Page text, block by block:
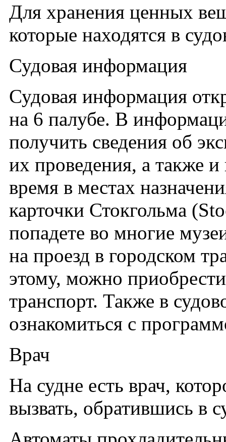
Для хранения ценных
которые находятся в
Судовая информация
Судовая информация
на 6 палубе. В
получить сведения об
их проведения, а также
время в местах
карточки Стокгольма
попадете во многие
на проезд в городском
этому, можно
транспорт. Также в
ознакомиться с
Врач
На судне есть врач,
вызвать, обратившись в